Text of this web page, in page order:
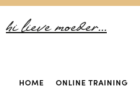
hi lieve moeder...
HOME ONLINE TRAINING